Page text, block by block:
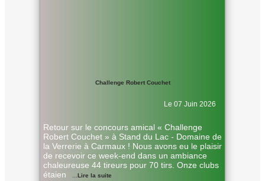
Challenge Robert Couchet
Le 07 Juin 2026
Retour sur le concours amical « Challenge
Robert Couchet » à Stand du Lac - Domaine de
la Verrerie à Carmaux ! Nous avons eu le plaisir
de recevoir ce week-end dans un ambiance
chaleureuse 44 tireurs pour 70 tirs. Onze clubs
étaien
... Lire la suite